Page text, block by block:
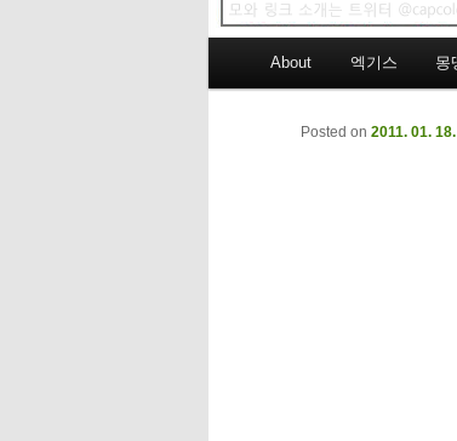
Skip to primary
Skip to secondary
About 엑기스 몽
Posted on 2011. 01. 18.